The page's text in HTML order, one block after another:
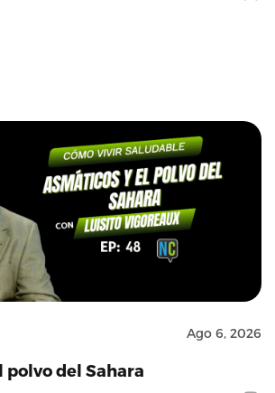
Ago 6, 2026
polvo del Sahara